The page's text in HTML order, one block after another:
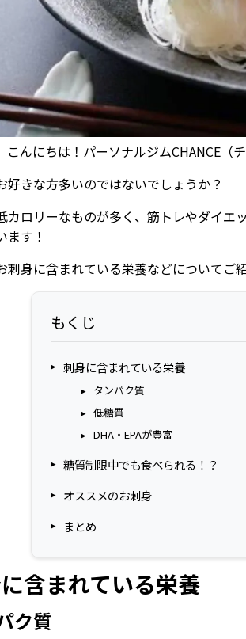
こんにちは！パーソナルジムCHANCE（
好きな方多いのではないでしょうか？
カロリーなものが多く、筋トレやダイエ
ます！
刺身に含まれている栄養などについてご
もくじ
刺身に含まれている栄養
タンパク質
低糖質
DHA・EPAが豊富
糖質制限中でも食べられる！？
オススメのお刺身
まとめ
含まれている栄養
ク質